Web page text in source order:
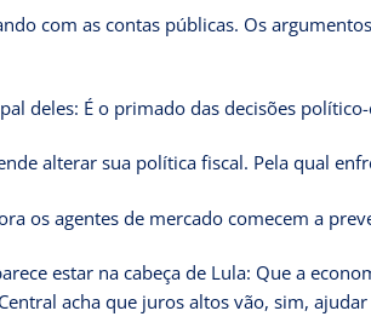
com as contas públicas. Os
deles: É o primado das decisões
alterar sua política fiscal. Pela qual
os agentes de mercado comecem a
estar na cabeça de Lula: Que a
acha que juros altos vão, sim,